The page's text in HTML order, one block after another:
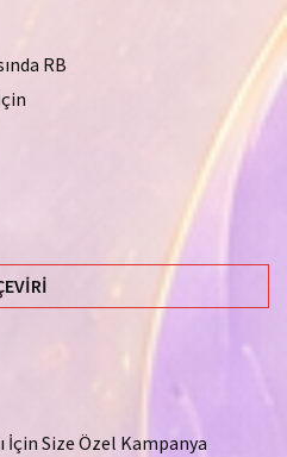
RB
İçin Size Özel Kampanya